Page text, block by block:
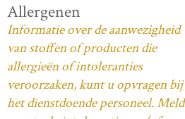
Allergenen
Informatie over de aanwezigheid
van stoffen of producten die
allergieën of intoleranties
veroorzaken, kunt u opvragen bij
het dienstdoende personeel. Meld